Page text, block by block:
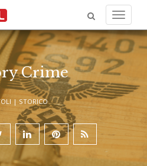
Menu
Crime
| STORICO